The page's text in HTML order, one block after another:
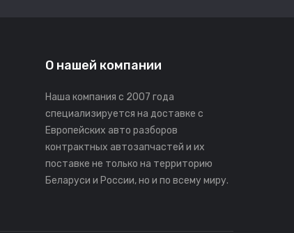
О нашей компании
Наша компания с 2007 года
специализируется на доставке с
Европейских авто разборов
контрактных автозапчастей и их
поставке не только на территорию
Беларуси и России, но и по всему миру.